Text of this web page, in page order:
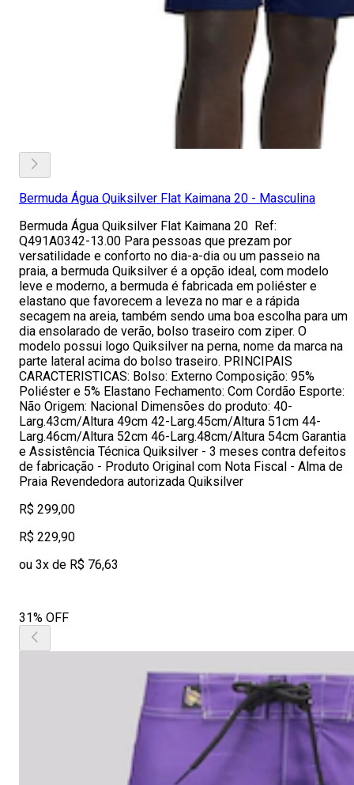
Bermuda Água Quiksilver Flat Kaimana 20 - Masculina
Bermuda Água Quiksilver Flat Kaimana 20 Ref:
Q491A0342-13.00 Para pessoas que prezam por
versatilidade e conforto no dia-a-dia ou um passeio na
praia, a bermuda Quiksilver é a opção ideal, com modelo
leve e moderno, a bermuda é fabricada em poliéster e
elastano que favorecem a leveza no mar e a rápida
secagem na areia, também sendo uma boa escolha para um
dia ensolarado de verão, bolso traseiro com ziper. O
modelo possui logo Quiksilver na perna, nome da marca na
parte lateral acima do bolso traseiro. PRINCIPAIS
CARACTERISTICAS: Bolso: Externo Composição: 95%
Poliéster e 5% Elastano Fechamento: Com Cordão Esporte:
Não Origem: Nacional Dimensões do produto: 40-
Larg.43cm/Altura 49cm 42-Larg.45cm/Altura 51cm 44-
Larg.46cm/Altura 52cm 46-Larg.48cm/Altura 54cm Garantia
e Assistência Técnica Quiksilver - 3 meses contra defeitos
de fabricação - Produto Original com Nota Fiscal - Alma de
Praia Revendedora autorizada Quiksilver
R$ 299,00
R$ 229,90
ou 3x de R$ 76,63
31% OFF